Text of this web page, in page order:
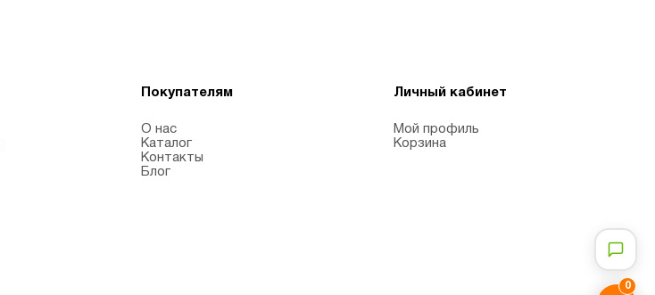
0
Покупателям
О нас
Каталог
Контакты
Блог
Личный кабинет
Мой профиль
Корзина